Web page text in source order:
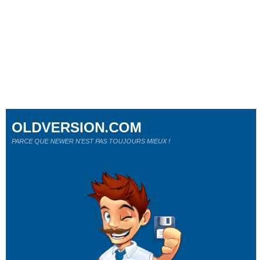
OLDVERSION.COM
PARCE QUE NEWER N'EST PAS TOUJOURS MIEUX !